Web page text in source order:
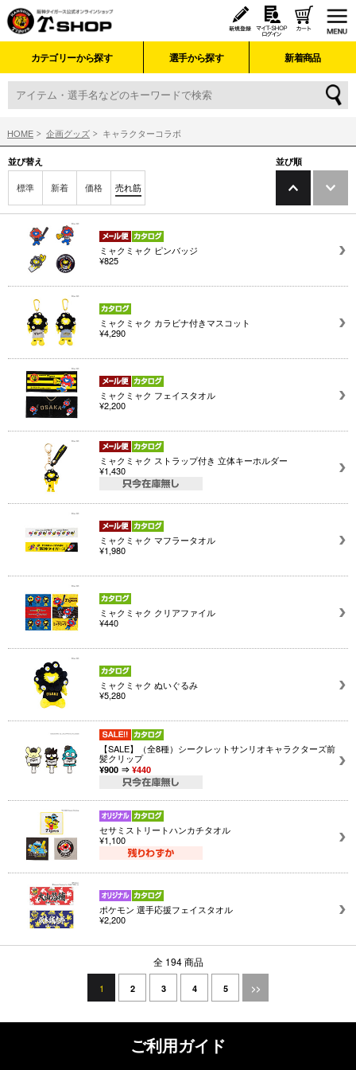
カテゴリーから探す 選手から探す 新着商品
HOME 企画グッズ キャラクターコラボ
並び替え
標準 新着 価格 売れ筋
並び順
ミャクミャク ピンバッジ
¥825
ミャクミャク カラビナ付きマスコット
¥4,290
ミャクミャク フェイスタオル
¥2,200
ミャクミャク ストラップ付き 立体キーホルダー
¥1,430
ミャクミャク マフラータオル
¥1,980
ミャクミャク クリアファイル
¥440
ミャクミャク ぬいぐるみ
¥5,280
【SALE】（全8種）シークレットサンリオキャラクターズ前
髪クリップ
¥900 ⇒ ¥440
セサミストリートハンカチタオル
¥1,100
ポケモン 選手応援フェイスタオル
¥2,200
全 194 商品
1 2 3 4 5 >>
ご利用ガイド